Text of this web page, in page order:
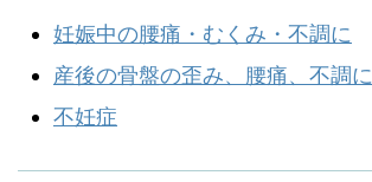
妊娠中の腰痛・むくみ・不調に
産後の骨盤の歪み、腰痛、不調に
不妊症